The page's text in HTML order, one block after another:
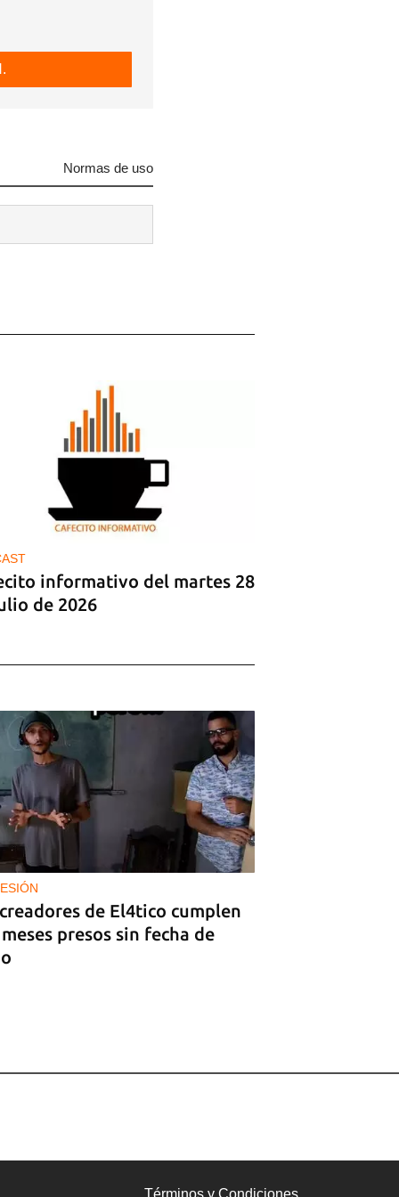
Normas de uso
informativo del martes 28
de 2026
de El4tico cumplen
presos sin fecha de
Términos y Condiciones